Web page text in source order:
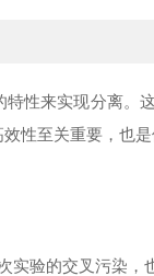
来实现分离。
性至关重要，也
验的交叉污染，